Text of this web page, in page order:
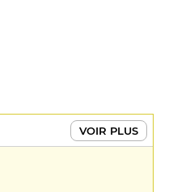
VOIR PLUS